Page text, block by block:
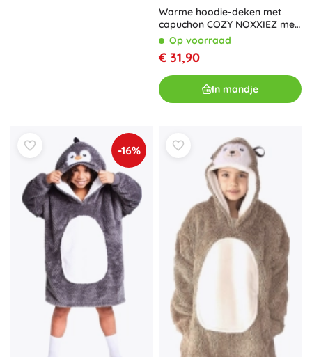
Warme hoodie-deken met
capuchon COZY NOXXIEZ met
gamingmotief
Op voorraad
€ 31,90
In mandje
-16%